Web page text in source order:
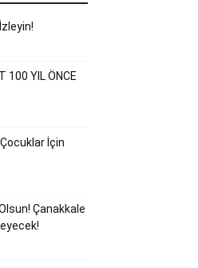
100 YIL ÖNCE
İçin
Çanakkale